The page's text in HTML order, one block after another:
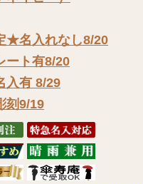
★名入れなし8/20
ート有8/20
入有 8/29
刻9/19